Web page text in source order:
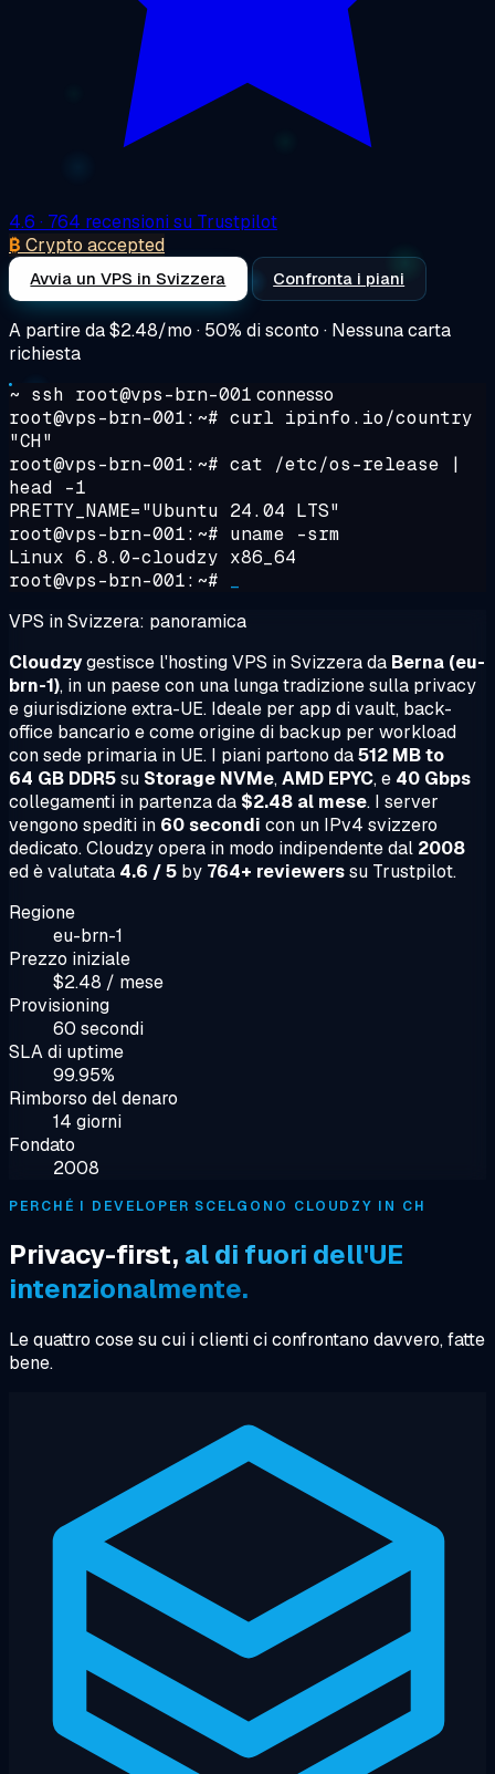
4.6 · 764 recensioni su Trustpilot
₿ Crypto accepted
Avvia un VPS in Svizzera Confronta i piani
A partire da$2.48/mo · 50% di sconto · Nessuna carta
richiesta
~ ssh root@vps-brn-001 connesso
root@vps-brn-001:~# curl ipinfo.io/country
"CH"
root@vps-brn-001:~# cat /etc/os-release |
head -1
PRETTY_NAME="Ubuntu 24.04 LTS"
root@vps-brn-001:~# uname -srm
Linux 6.8.0-cloudzy x86_64
root@vps-brn-001:~#
VPS in Svizzera: panoramica
Cloudzygestisce l'hosting VPS in Svizzera da Berna (eu-
brn-1), in un paese con una lunga tradizione sulla privacy
e giurisdizione extra-UE. Ideale per app di vault, back-
office bancario e come origine di backup per workload
con sede primaria in UE. I piani partono da512 MB to
64 GB DDR5su Storage NVMe,AMD EPYC, e 40 Gbps
collegamenti in partenza da $2.48 al mese. I server
vengono spediti in 60 secondi con un IPv4 svizzero
dedicato. Cloudzy opera in modo indipendente dal 2008
ed è valutata 4.6 / 5 by 764+ reviewerssu Trustpilot.
Regione
eu-brn-1
Prezzo iniziale
$2.48 / mese
Provisioning
60 secondi
SLA di uptime
99.95%
Rimborso del denaro
14 giorni
Fondato
2008
PERCHÉ I DEVELOPER SCELGONO CLOUDZY IN CH
Privacy-first, al di fuori dell'UE
intenzionalmente.
Le quattro cose su cui i clienti ci confrontano davvero, fatte
bene.